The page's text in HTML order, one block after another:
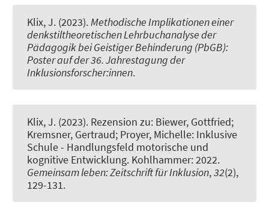
Klix, J. (2023).Methodische Implikationen einer
denkstiltheoretischen Lehrbuchanalyse der
Pädagogik bei Geistiger Behinderung (PbGB):
Poster auf der 36. Jahrestagung der
Inklusionsforscher:innen.
Klix, J. (2023). Rezension zu: Biewer, Gottfried;
Kremsner, Gertraud; Proyer, Michelle: Inklusive
Schule - Handlungsfeld motorische und
kognitive Entwicklung. Kohlhammer: 2022.
Gemeinsam leben: Zeitschrift für Inklusion,32(2),
129-131.